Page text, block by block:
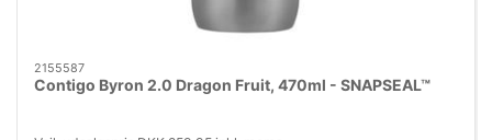
2155587
Contigo Byron 2.0 Dragon Fruit, 470ml - SNAPSEAL™